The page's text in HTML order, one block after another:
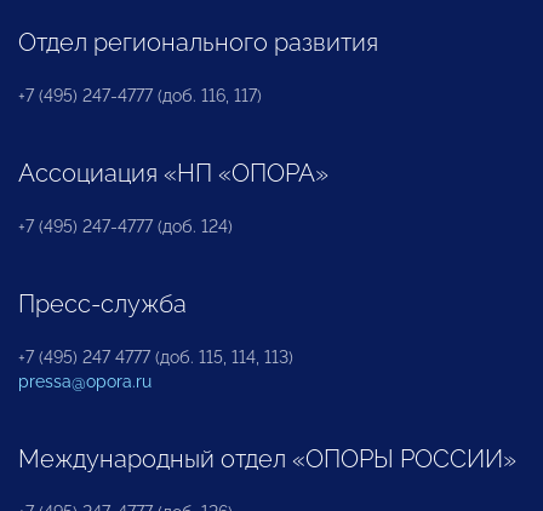
Отдел регионального развития
+7 (495) 247-4777 (доб. 116, 117)
Ассоциация «НП «ОПОРА»
+7 (495) 247-4777 (доб. 124)
Пресс-служба
+7 (495) 247 4777 (доб. 115, 114, 113)
pressa@opora.ru
Международный отдел «ОПОРЫ РОССИИ»